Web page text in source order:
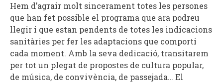
Hem d’agrair molt sincerament totes les persones
que han fet possible el programa que ara podreu
llegir i que estan pendents de totes les indicacions
sanitàries per fer les adaptacions que comporti
cada moment. Amb la seva dedicació, transitarem
per tot un plegat de propostes de cultura popular,
de música, de convivència, de passejada… El